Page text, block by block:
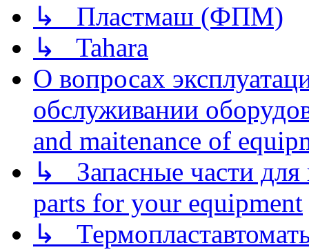
↳ Пластмаш (ФПМ)
↳ Tahara
О вопросах
обслуживании
and maitenance of
↳ Запасные части для
parts for your equipment
↳